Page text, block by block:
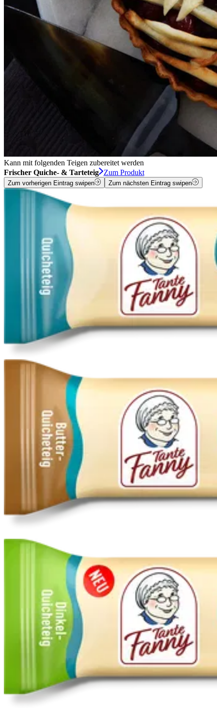
Kann mit folgenden Teigen zubereitet werden
Frischer Quiche- & Tarteteig
Zum Produkt
Zum vorherigen Eintrag swipen Zum nächsten Eintrag swipen